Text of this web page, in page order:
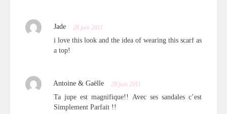
Jade 28 juin 2011
i love this look and the idea of wearing this scarf as
a top!
Antoine & Gaëlle 28 juin 2011
Ta jupe est magnifique!! Avec ses sandales c’est
Simplement Parfait !!